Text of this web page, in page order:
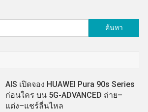
สำหรับ:
AIS เปิดจอง HUAWEI Pura 90s Series
ก่อนใคร บน 5G-ADVANCED ถ่าย–
แต่ง–แชร์ลื่นไหล